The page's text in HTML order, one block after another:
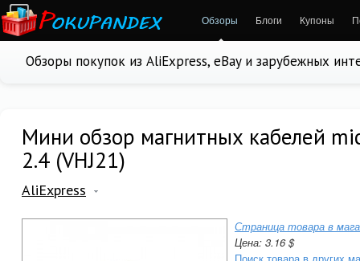
Обзоры Блоги Купоны
Обзоры покупок из AliExpress, eBay и зарубежных
Мини обзор магнитных кабелей
2.4 (VHJ21)
AliExpress
Страница товара в
Цена: 3.16 $